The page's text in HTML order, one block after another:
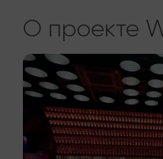
О проекте